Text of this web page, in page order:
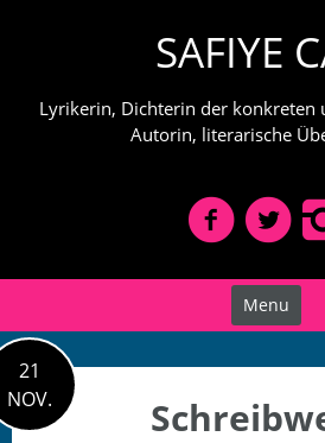
SAFIYE
Lyrikerin, Dichterin der konkreten
Autorin, literarische
Menu
21
NOV.